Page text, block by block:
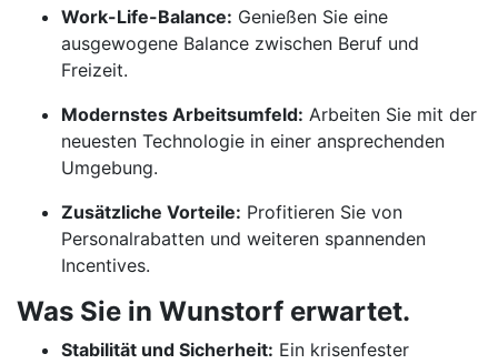
Work-Life-Balance: Genießen Sie eine
ausgewogene Balance zwischen Beruf und
Freizeit.
Modernstes Arbeitsumfeld: Arbeiten Sie mit der
neuesten Technologie in einer ansprechenden
Umgebung.
Zusätzliche Vorteile: Profitieren Sie von
Personalrabatten und weiteren spannenden
Incentives.
Was Sie in Wunstorf erwartet.
Stabilität und Sicherheit: Ein krisenfester